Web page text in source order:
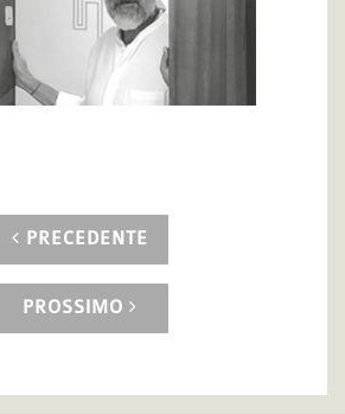
PRECEDENTE
PROSSIMO